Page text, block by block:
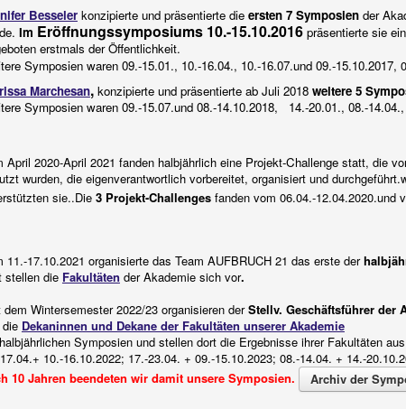
Besseler konzipierte und präsentierte die ersten 7 Symposiender
. Im Eröffnungssymposiums 10.-15.10.2016 präsentierte sie
erstmals der Öffentlichkeit.
Symposien waren 09.-15.01., 10.-16.04., 10.-16.07.und 09.-15.10.2017,
Marchesan, konzipierte und präsentierte ab Juli 2018 weitere 5
Symposien waren 09.-15.07.und 08.-14.10.2018, 14.-20.01., 08.-
April 2020-April 2021 fanden halbjährlich eine Projekt-Challengestatt, die
wurden, die eigenverantwortlich vorbereitet, organisiert und
sie..Die 3 Projekt-Challengesfanden vom 06.04.-12.04.2020.und
11.-17.10.2021 organisierte das Team AUFBRUCH 21 das erste der
stellen die Fakultäten der Akademie sich vor.
dem Wintersemester 2022/23 organisieren derStellv. Geschäftsführer der
Dekaninnen und Dekane der Fakultäten unserer Akademie
Symposien und stellen dort die Ergebnisse ihrer Fakultäten
10.-16.10.2022; 17.-23.04. + 09.-15.10.2023; 08.-14.04. + 14.-
10 Jahren beendeten wir damit unsere Symposien.
Archiv der